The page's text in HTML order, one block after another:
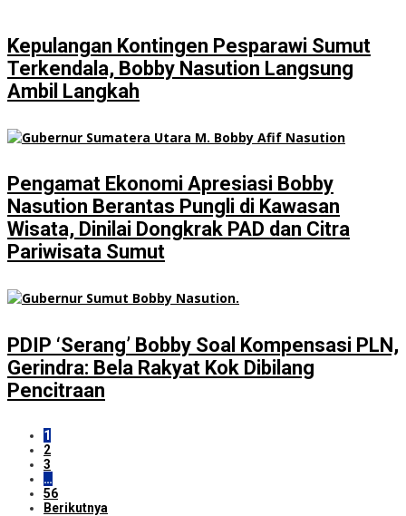
Kepulangan Kontingen Pesparawi Sumut
Terkendala, Bobby Nasution Langsung
Ambil Langkah
Pengamat Ekonomi Apresiasi Bobby
Nasution Berantas Pungli di Kawasan
Wisata, Dinilai Dongkrak PAD dan Citra
Pariwisata Sumut
PDIP ‘Serang’ Bobby Soal Kompensasi PLN,
Gerindra: Bela Rakyat Kok Dibilang
Pencitraan
1
2
3
…
56
Berikutnya